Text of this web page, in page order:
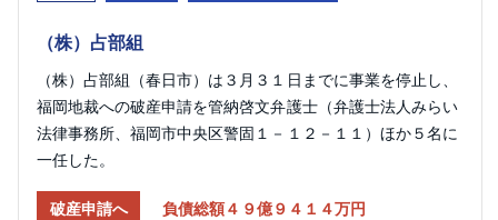
（株）占部組
（株）占部組（春日市）は３月３１日までに事業を停止し、
福岡地裁への破産申請を管納啓文弁護士（弁護士法人みらい
法律事務所、福岡市中央区警固１－１２－１１）ほか５名に
一任した。
破産申請へ 負債総額４９億９４１４万円